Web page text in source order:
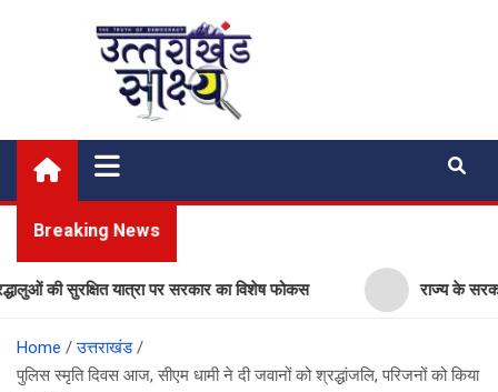
Uttarakhand Shakshya
My News Portal
Breaking News
सुरक्षित यात्रा पर सरकार का विशेष फोकस राज्य के सरकारी
Home
उत्तराखंड
पुलिस स्मृति दिवस आज, सीएम धामी ने दी जवानों को श्रद्धांजलि, परिजनों को किया